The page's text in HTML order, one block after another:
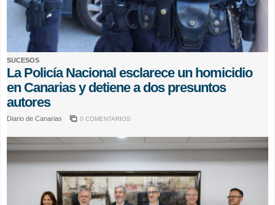
SUCESOS
La Policía Nacional esclarece un homicidio
en Canarias y detiene a dos presuntos
autores
Diario de Canarias 0 COMENTARIOS